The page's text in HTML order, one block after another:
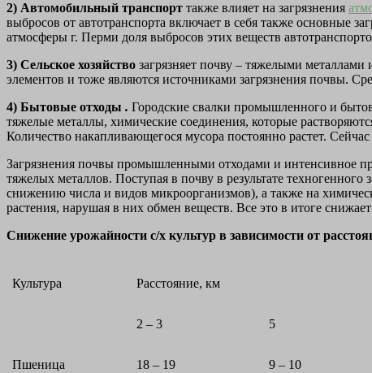
2) Автомобильный транспорт также влияет на загрязнения
выбросов от автотранспорта включает в себя также основные
атмосферы г. Перми доля выбросов этих веществ
3) Сельское хозяйство загрязняет почву – тяжелыми
элементов и тоже являются источниками загрязнения почвы.
4) Бытовые отходы . Городские свалки промышленного и
тяжелые металлы, химические соединения, которые
Количество накапливающегося мусора постоянно растет.
Загрязнения почвы промышленными отходами и интенсивное
тяжелых металлов. Поступая в почву в результате
снижению числа и видов микроорганизмов), а также на
растения, нарушая в них обмен веществ. Все это в итоге
Снижение урожайности с/х культур в зависимости от
Культура Расстояние, км
2 – 3 5
Пшеница 18 – 19 9 – 10